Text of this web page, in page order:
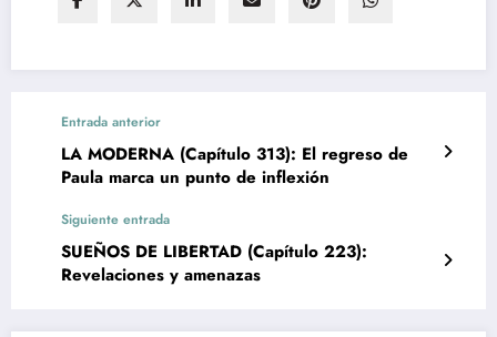
Entrada anterior
LA MODERNA (Capítulo 313): El regreso de
Paula marca un punto de inflexión
Siguiente entrada
SUEÑOS DE LIBERTAD (Capítulo 223):
Revelaciones y amenazas